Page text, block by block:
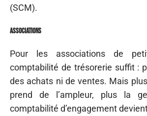
(SCM).
Associations
Pour les associations de
comptabilité de trésorerie suffit :
des achats ni de ventes. Mais
prend de l’ampleur, plus la
comptabilité d’engagement